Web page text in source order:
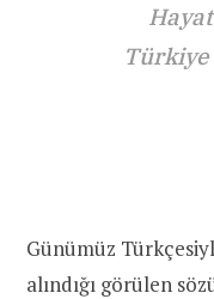
Türkiye
Günümüz
alındığı görülen